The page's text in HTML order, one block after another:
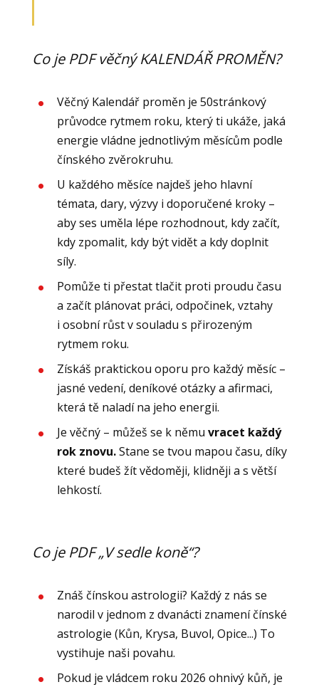
Co je PDF věčný KALENDÁŘ PROMĚN?
Věčný Kalendář proměn je 50stránkový
průvodce rytmem roku, který ti ukáže, jaká
energie vládne jednotlivým měsícům podle
čínského zvěrokruhu.
U každého měsíce najdeš jeho hlavní
témata, dary, výzvy i doporučené kroky –
aby ses uměla lépe rozhodnout, kdy začít,
kdy zpomalit, kdy být vidět a kdy doplnit
síly.
Pomůže ti přestat tlačit proti proudu času
a začít plánovat práci, odpočinek, vztahy
i osobní růst v souladu s přirozeným
rytmem roku.
Získáš praktickou oporu pro každý měsíc –
jasné vedení, deníkové otázky a afirmaci,
která tě naladí na jeho energii.
Je věčný – můžeš se k němu vracet každý
rok znovu.Stane se tvou mapou času, díky
které budeš žít vědoměji, klidněji a s větší
lehkostí.
Co je PDF „V sedle koně“?
Znáš čínskou astrologii? Každý z nás se
narodil v jednom z dvanácti znamení čínské
astrologie (Kůn, Krysa, Buvol, Opice...) To
vystihuje naši povahu.
Pokud je vládcem roku 2026 ohnivý kůň, je